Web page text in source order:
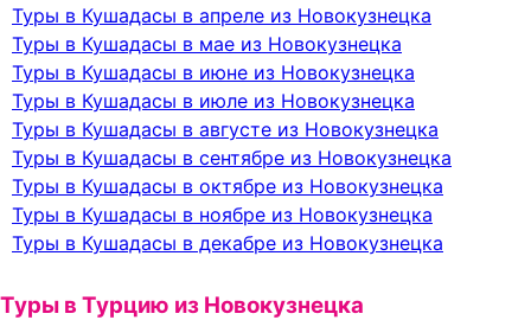
Туры в Кушадасы в апреле из Новокузнецка
Туры в Кушадасы в мае из Новокузнецка
Туры в Кушадасы в июне из Новокузнецка
Туры в Кушадасы в июле из Новокузнецка
Туры в Кушадасы в августе из Новокузнецка
Туры в Кушадасы в сентябре из Новокузнецка
Туры в Кушадасы в октябре из Новокузнецка
Туры в Кушадасы в ноябре из Новокузнецка
Туры в Кушадасы в декабре из Новокузнецка
Туры в Турцию из Новокузнецка